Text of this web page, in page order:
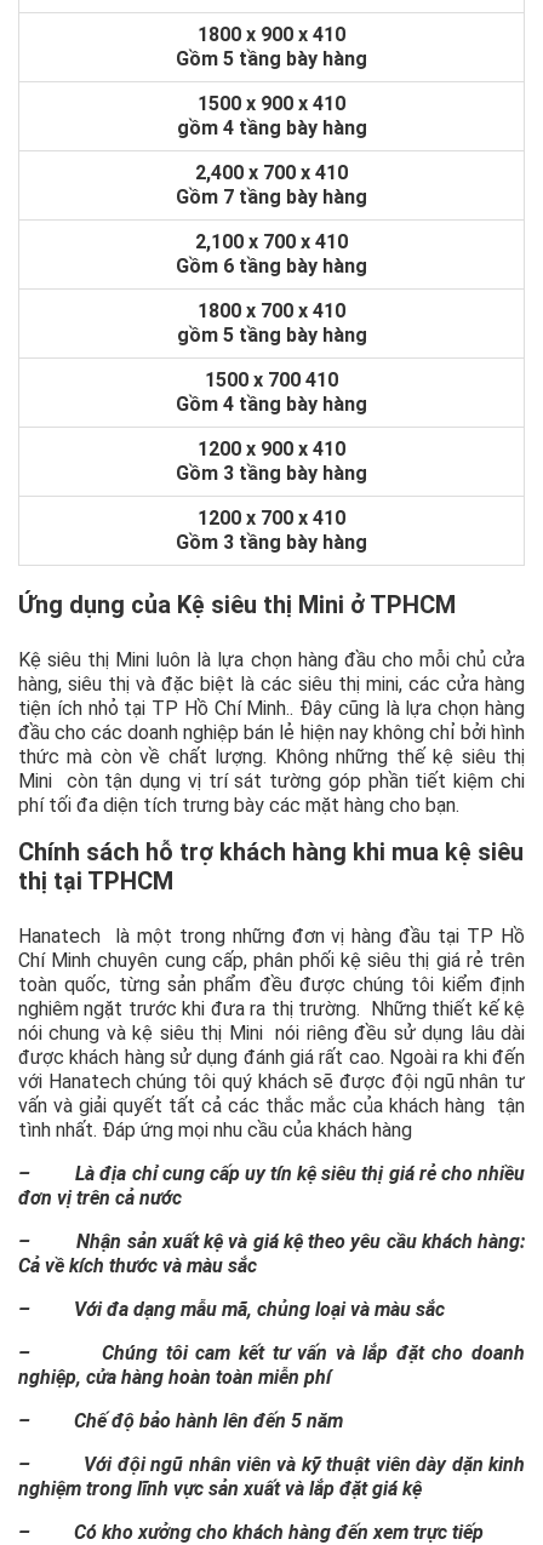
1800 x 900 x 410
Gồm 5 tầng bày hàng
1500 x 900 x 410
gồm 4 tầng bày hàng
2,400 x 700 x 410
Gồm 7 tầng bày hàng
2,100 x 700 x 410
Gồm 6 tầng bày hàng
1800 x 700 x 410
gồm 5 tầng bày hàng
1500 x 700 410
Gồm 4 tầng bày hàng
1200 x 900 x 410
Gồm 3 tầng bày hàng
1200 x 700 x 410
Gồm 3 tầng bày hàng
Ứng dụng của Kệ siêu thị Mini ở TPHCM
Kệ siêu thị Mini luôn là lựa chọn hàng đầu cho mỗi chủ cửa
hàng, siêu thị và đặc biệt là các siêu thị mini, các cửa hàng
tiện ích nhỏ tại TP Hồ Chí Minh.. Đây cũng là lựa chọn hàng
đầu cho các doanh nghiệp bán lẻ hiện nay không chỉ bởi hình
thức mà còn về chất lượng. Không những thế kệ siêu thị
Mini còn tận dụng vị trí sát tường góp phần tiết kiệm chi
phí tối đa diện tích trưng bày các mặt hàng cho bạn.
Chính sách hỗ trợ khách hàng khi mua kệ siêu
thị tại TPHCM
Hanatech là một trong những đơn vị hàng đầu tại TP Hồ
Chí Minh chuyên cung cấp, phân phối kệ siêu thị giá rẻ trên
toàn quốc, từng sản phẩm đều được chúng tôi kiểm định
nghiêm ngặt trước khi đưa ra thị trường. Những thiết kế kệ
nói chung và kệ siêu thị Mini nói riêng đều sử dụng lâu dài
được khách hàng sử dụng đánh giá rất cao. Ngoài ra khi đến
với Hanatech chúng tôi quý khách sẽ được đội ngũ nhân tư
vấn và giải quyết tất cả các thắc mắc của khách hàng tận
tình nhất. Đáp ứng mọi nhu cầu của khách hàng
– Là địa chỉ cung cấp uy tín kệ siêu thị giá rẻ cho nhiều
đơn vị trên cả nước
– Nhận sản xuất kệ và giá kệ theo yêu cầu khách hàng:
Cả về kích thước và màu sắc
– Với đa dạng mẫu mã, chủng loại và màu sắc
– Chúng tôi cam kết tư vấn và lắp đặt cho doanh
nghiệp, cửa hàng hoàn toàn miễn phí
– Chế độ bảo hành lên đến 5 năm
– Với đội ngũ nhân viên và kỹ thuật viên dày dặn kinh
nghiệm trong lĩnh vực sản xuất và lắp đặt giá kệ
– Có kho xưởng cho khách hàng đến xem trực tiếp